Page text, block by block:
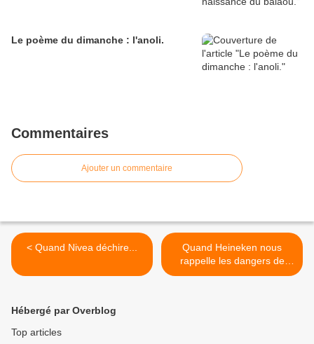
Le poème du dimanche : l'anoli.
Commentaires
Ajouter un commentaire
< Quand Nivea déchire...
Quand Heineken nous
rappelle les dangers de
l'alcool... >
Hébergé par Overblog
Top articles